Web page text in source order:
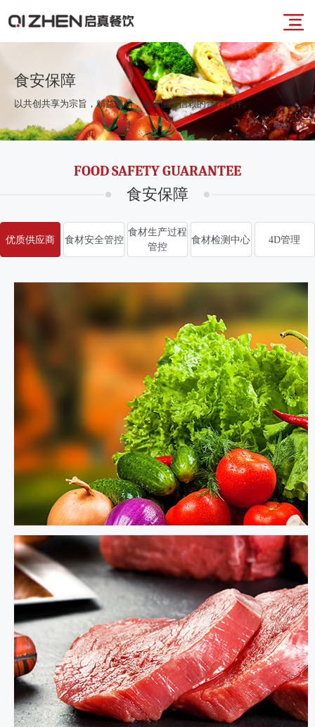
导
航
菜
页
业
块
安
障
合
作
客
户
食安保障
以共创共享为宗旨，精益求精，做最值得信赖的合作伙伴。
FOOD SAFETY GUARANTEE
食安保障
优质供应商 食材安全管控
食材生产过程
管控
食材检测中心 4D管理